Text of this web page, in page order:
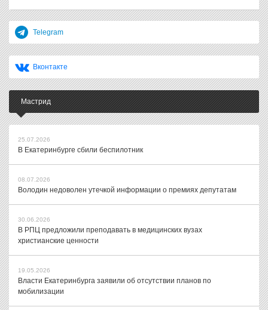
Telegram
Вконтакте
Мастрид
25.07.2026
В Екатеринбурге сбили беспилотник
08.07.2026
Володин недоволен утечкой информации о премиях депутатам
30.06.2026
В РПЦ предложили преподавать в медицинских вузах
христианские ценности
19.05.2026
Власти Екатеринбурга заявили об отсутствии планов по
мобилизации